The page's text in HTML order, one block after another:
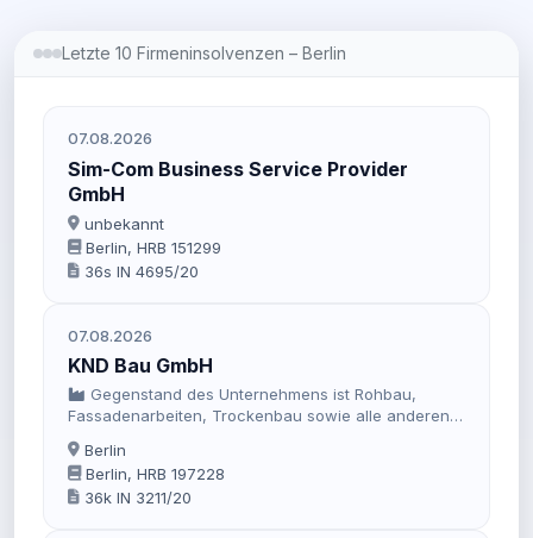
Letzte 10 Firmeninsolvenzen – Berlin
07.08.2026
Sim-Com Business Service Provider
GmbH
unbekannt
Berlin, HRB 151299
36s IN 4695/20
07.08.2026
KND Bau GmbH
Gegenstand des Unternehmens ist Rohbau,
Fassadenarbeiten, Trockenbau sowie alle anderen
erlaubnisfreien Bauhandwerksarbeiten.
Berlin
Berlin, HRB 197228
36k IN 3211/20